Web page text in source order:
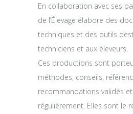
En collaboration avec ses
de l’Élevage élabore des
techniques et des outils
techniciens et aux éleveurs.
Ces productions sont
méthodes, conseils,
recommandations validés
régulièrement. Elles sont le